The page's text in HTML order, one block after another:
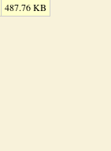
487.76 KB